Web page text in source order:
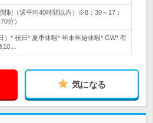
制（週平均40時間以内）※8：30～17：
分）
）* 祝日* 夏季休暇* 年末年始休暇* GW* 有
10…
気になる